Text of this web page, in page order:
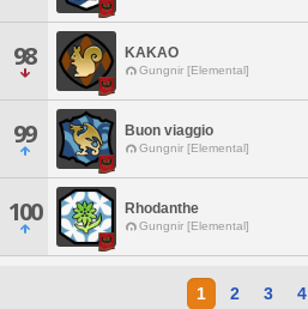
98 KAKAO
Gungnir [Elemental]
99 Buon viaggio
Gungnir [Elemental]
100 Rhodanthe
Gungnir [Elemental]
1 2 3 4